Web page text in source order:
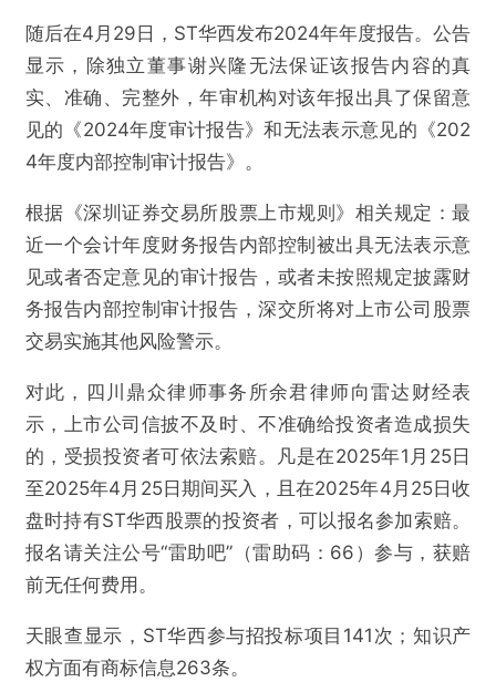
@雷达财经
ST华西董事会审议通过两项议案，或还因信披问
题面临股民维权
欺诈
随后在4月29日，ST华西发布2024年年度报告。公告
显示，除独立董事谢兴隆无法保证该报告内容的真
实、准确、完整外，年审机构对该年报出具了保留意
见的《2024年度审计报告》和无法表示意见的《202
4年度内部控制审计报告》。
根据《深圳证券交易所股票上市规则》相关规定：最
近一个会计年度财务报告内部控制被出具无法表示意
见或者否定意见的审计报告，或者未按照规定披露财
务报告内部控制审计报告，深交所将对上市公司股票
交易实施其他风险警示。
对此，四川鼎众律师事务所余君律师向雷达财经表
示，上市公司信披不及时、不准确给投资者造成损失
的，受损投资者可依法索赔。凡是在2025年1月25日
至2025年4月25日期间买入，且在2025年4月25日收
盘时持有ST华西股票的投资者，可以报名参加索赔。
报名请关注公号“雷助吧”（雷助码：66）参与，获赔
前无任何费用。
天眼查显示，ST华西参与招投标项目141次；知识产
权方面有商标信息263条。